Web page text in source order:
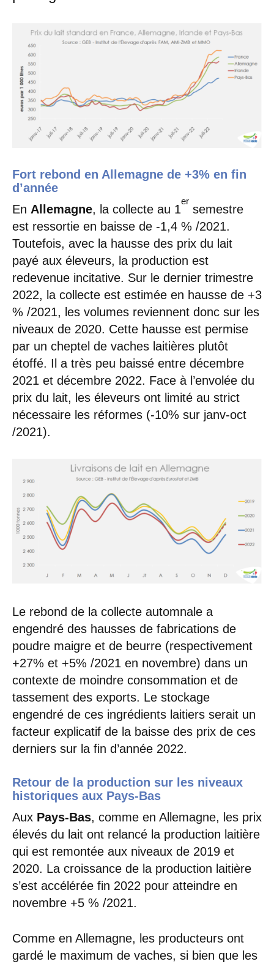
Fort rebond en Allemagne de +3% en fin
d’année
En Allemagne, la collecte au 1
er
semestre
est ressortie en baisse de -1,4 % /2021.
Toutefois, avec la hausse des prix du lait
payé aux éleveurs, la production est
redevenue incitative. Sur le dernier trimestre
2022, la collecte est estimée en hausse de +3
% /2021, les volumes reviennent donc sur les
niveaux de 2020. Cette hausse est permise
par un cheptel de vaches laitières plutôt
étoffé. Il a très peu baissé entre décembre
2021 et décembre 2022. Face à l’envolée du
prix du lait, les éleveurs ont limité au strict
nécessaire les réformes (-10% sur janv-oct
/2021).
Le rebond de la collecte automnale a
engendré des hausses de fabrications de
poudre maigre et de beurre (respectivement
+27% et +5% /2021 en novembre) dans un
contexte de moindre consommation et de
tassement des exports. Le stockage
engendré de ces ingrédients laitiers serait un
facteur explicatif de la baisse des prix de ces
derniers sur la fin d’année 2022.
Retour de la production sur les niveaux
historiques aux Pays-Bas
Aux Pays-Bas, comme en Allemagne, les prix
élevés du lait ont relancé la production laitière
qui est remontée aux niveaux de 2019 et
2020. La croissance de la production laitière
s’est accélérée fin 2022 pour atteindre en
novembre +5 % /2021.
Comme en Allemagne, les producteurs ont
gardé le maximum de vaches, si bien que les